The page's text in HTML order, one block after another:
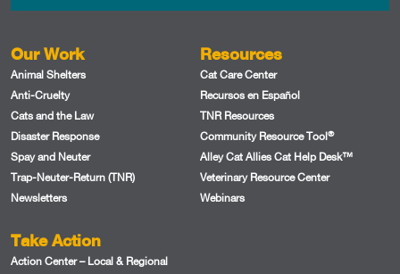
Our Work
Animal Shelters
Anti-Cruelty
Cats and the Law
Disaster Response
Spay and Neuter
Trap-Neuter-Return (TNR)
Newsletters
Resources
Cat Care Center
Recursos en Español
TNR Resources
Community Resource Tool®
Alley Cat Allies Cat Help Desk™
Veterinary Resource Center
Webinars
Take Action
Action Center – Local & Regional